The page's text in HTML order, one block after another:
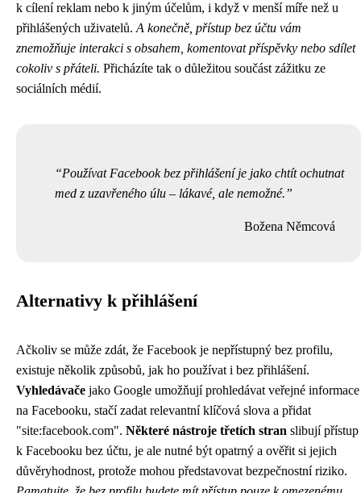
k cílení reklam nebo k jiným účelům, i když v menší míře než u
přihlášených uživatelů. A konečně, přístup bez účtu vám
znemožňuje interakci s obsahem, komentovat příspěvky nebo sdílet
cokoliv s přáteli. Přicházíte tak o důležitou součást zážitku ze
sociálních médií.
Používat Facebook bez přihlášení je jako chtít ochutnat
med z uzavřeného úlu – lákavé, ale nemožné.
Božena Němcová
Alternativy k přihlášení
Ačkoliv se může zdát, že Facebook je nepřístupný bez profilu,
existuje několik způsobů, jak ho používat i bez přihlášení.
Vyhledávače jako Google umožňují prohledávat veřejné informace
na Facebooku, stačí zadat relevantní klíčová slova a přidat
"site:facebook.com". Některé nástroje třetích stran slibují přístup
k Facebooku bez účtu, je ale nutné být opatrný a ověřit si jejich
důvěryhodnost, protože mohou představovat bezpečnostní riziko.